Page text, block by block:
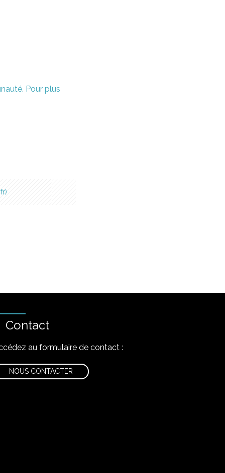
Pour plus
Contact
au formulaire de contact :
NOUS CONTACTER